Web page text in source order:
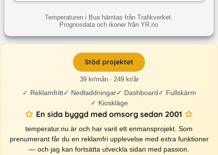
Temperaturen i Bua hämtas från Trafikverket.
Prognosdata och ikoner från YR.no
Stöd projektet
39 kr/mån · 249 kr/år
✓ Reklamfritt✓ Nedladdningar✓ Dashboard✓ Fullskärm
✓ Kioskläge
En sida byggd med omsorg sedan 2001
temperatur.nu är och har varit ett enmansprojekt. Som
prenumerant får du en reklamfri upplevelse med extra funktioner
— och jag kan fortsätta utveckla sidan med passion.